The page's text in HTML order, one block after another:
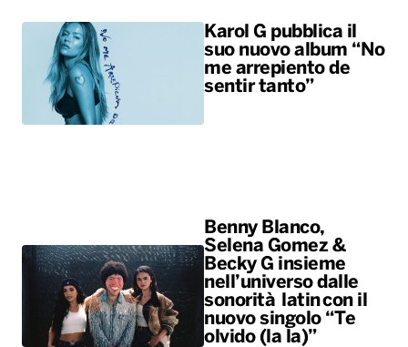
Karol G pubblica il
suo nuovo album “No
me arrepiento de
sentir tanto”
Benny Blanco,
Selena Gomez &
Becky G insieme
nell’universo dalle
sonorità latin con il
nuovo singolo “Te
olvido (la la)”